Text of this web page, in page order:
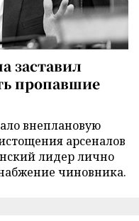
заставил
пропавшие
внеплановую
арсеналов
лидер лично
чиновника.